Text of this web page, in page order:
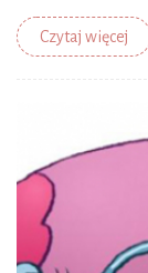
Czytaj więcej